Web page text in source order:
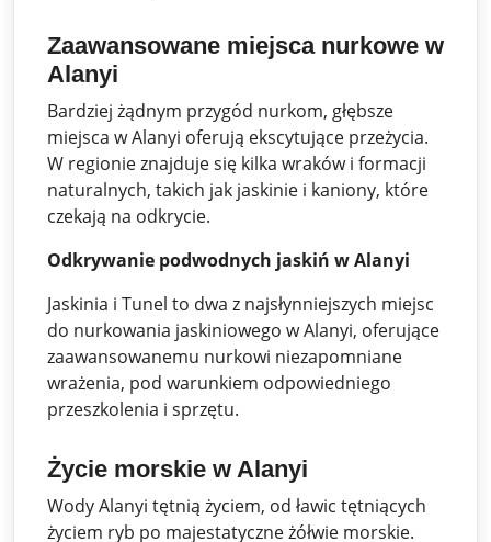
Zaawansowane miejsca nurkowe w
Alanyi
Bardziej żądnym przygód nurkom, głębsze
miejsca w Alanyi oferują ekscytujące przeżycia.
W regionie znajduje się kilka wraków i formacji
naturalnych, takich jak jaskinie i kaniony, które
czekają na odkrycie.
Odkrywanie podwodnych jaskiń w Alanyi
Jaskinia i Tunel to dwa z najsłynniejszych miejsc
do nurkowania jaskiniowego w Alanyi, oferujące
zaawansowanemu nurkowi niezapomniane
wrażenia, pod warunkiem odpowiedniego
przeszkolenia i sprzętu.
Życie morskie w Alanyi
Wody Alanyi tętnią życiem, od ławic tętniących
życiem ryb po majestatyczne żółwie morskie.